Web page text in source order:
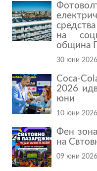
на
община
30 юни 2026
Coca-
2026
юни
10 юни 2026
Фен
на
09 юни 2026